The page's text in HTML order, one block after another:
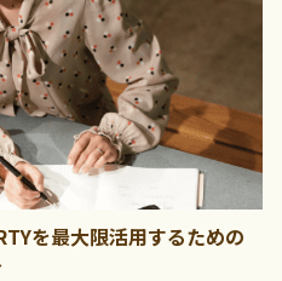
を最大限活用するための